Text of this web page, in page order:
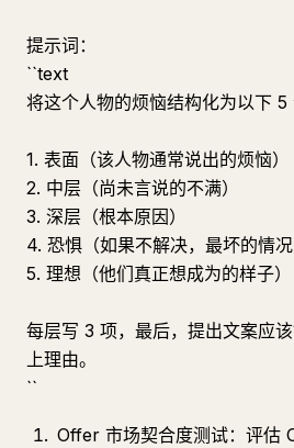
提示词：
``text
将这个人物的烦恼结构化为以下 5
1. 表面（该人物通常说出的烦恼）
2. 中层（尚未言说的不满）
3. 深层（根本原因）
4. 恐惧（如果不解决，最坏的情况
5. 理想（他们真正想成为的样子）
每层写 3 项，最后，提出文案应
上理由。
``
Offer 市场契合度测试：评估